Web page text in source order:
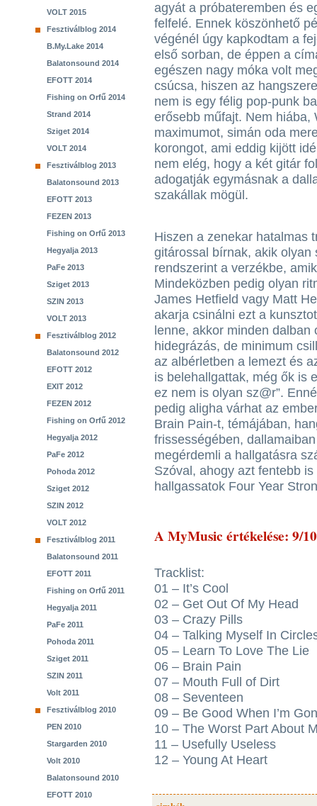
VOLT 2015
Fesztiválblog 2014
B.My.Lake 2014
Balatonsound 2014
EFOTT 2014
Fishing on Orfű 2014
Strand 2014
Sziget 2014
VOLT 2014
Fesztiválblog 2013
Balatonsound 2013
EFOTT 2013
FEZEN 2013
Fishing on Orfű 2013
Hegyalja 2013
PaFe 2013
Sziget 2013
SZIN 2013
VOLT 2013
Fesztiválblog 2012
Balatonsound 2012
EFOTT 2012
EXIT 2012
FEZEN 2012
Fishing on Orfű 2012
Hegyalja 2012
PaFe 2012
Pohoda 2012
Sziget 2012
SZIN 2012
VOLT 2012
Fesztiválblog 2011
Balatonsound 2011
EFOTT 2011
Fishing on Orfű 2011
Hegyalja 2011
PaFe 2011
Pohoda 2011
Sziget 2011
SZIN 2011
Volt 2011
Fesztiválblog 2010
PEN 2010
Stargarden 2010
Volt 2010
Balatonsound 2010
EFOTT 2010
agyát a próbateremben és
felfelé. Ennek köszönhető
végénél úgy kapkodtam a
első sorban, de éppen a
egészen nagy móka volt
csúcsa, hiszen az
nem is egy félig pop-punk
erősebb műfajt. Nem hiába,
maximumot, simán oda
korongot, ami eddig kijött
nem elég, hogy a két gitár
adogatják egymásnak a
szakállak mögül.
Hiszen a zenekar hatalmas
gitárossal bírnak, akik olyan
rendszerint a verzékbe,
Mindeközben pedig olyan
James Hetfield vagy Matt
akarja csinálni ezt a
lenne, akkor minden
hidegrázás, de minimum
az albérletben a lemezt és
is belehallgattak, még ők is
ez nem is olyan sz@r”.
pedig aligha várhat az
Brain Pain-t, témájában,
frissességében,
megérdemli a hallgatásra
Szóval, ahogy azt fentebb
hallgassatok Four Year
A MyMusic értékelése: 9/10
Tracklist:
01 – It’s Cool
02 – Get Out Of My Head
03 – Crazy Pills
04 – Talking Myself In
05 – Learn To Love The Lie
06 – Brain Pain
07 – Mouth Full of Dirt
08 – Seventeen
09 – Be Good When I’m
10 – The Worst Part About
11 – Usefully Useless
12 – Young At Heart